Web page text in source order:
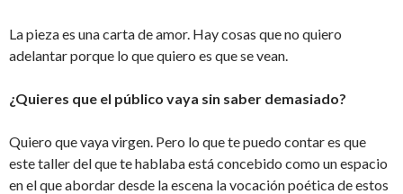
La pieza es una carta de amor. Hay cosas que no quiero
adelantar porque lo que quiero es que se vean.
¿Quieres que el público vaya sin saber demasiado?
Quiero que vaya virgen. Pero lo que te puedo contar es que
este taller del que te hablaba está concebido como un espacio
en el que abordar desde la escena la vocación poética de estos